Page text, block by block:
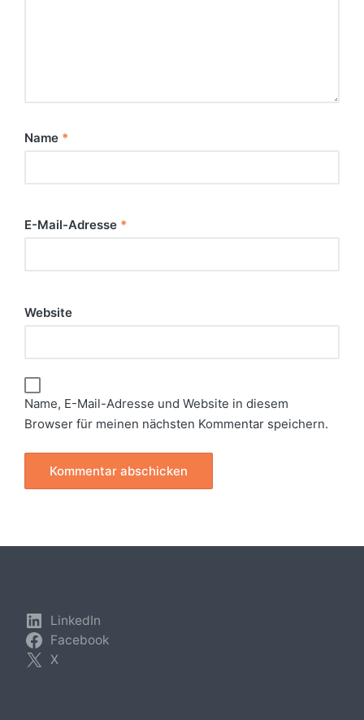
Name *
E-Mail-Adresse *
Website
Name, E-Mail-Adresse und Website in diesem
Browser für meinen nächsten Kommentar speichern.
LinkedIn
Facebook
X